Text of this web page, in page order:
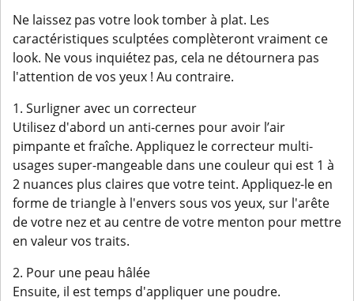
Ne laissez pas votre look tomber à plat. Les
caractéristiques sculptées complèteront vraiment ce
look. Ne vous inquiétez pas, cela ne détournera pas
l'attention de vos yeux ! Au contraire.
1. Surligner avec un correcteur
Utilisez d'abord un anti-cernes pour avoir l’air
pimpante et fraîche. Appliquez le correcteur multi-
usages super-mangeable dans une couleur qui est 1 à
2 nuances plus claires que votre teint. Appliquez-le en
forme de triangle à l'envers sous vos yeux, sur l'arête
de votre nez et au centre de votre menton pour mettre
en valeur vos traits.
2. Pour une peau hâlée
Ensuite, il est temps d'appliquer une poudre.